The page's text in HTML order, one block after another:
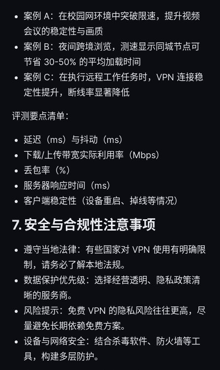
案例 A：在校园网环境中突破限速，提升视频
会议的稳定性与画质
案例 B：夜间跨境浏览，测速显示同城节点可
节省 30-50% 的平均加载时间
案例 C：在执行远程工作任务时，VPN 连接稳
定性提升，断线率显著降低
评测要点清单：
延迟（ms）与抖动（ms）
下载/上传带宽实际利用率（Mbps）
丢包率（%）
服务器响应时间（ms）
客户端稳定性（设备重启、掉线等情况）
7. 安全与合规性注意事项
遵守当地法律：有些国家对 VPN 使用有明确限
制，请务必了解本地法规。
数据保护优先级：选择经营透明、隐私政策清
晰的服务商。
风险提示：免费 VPN 的隐私风险往往更高，尽
量避免长期依赖免费方案。
设备与网络安全：结合杀毒软件、防火墙等工
具，构建多层防护。